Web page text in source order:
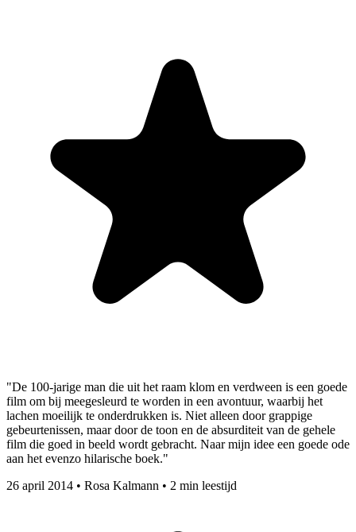
"De 100-jarige man die uit het raam klom en verdween is een goede
film om bij meegesleurd te worden in een avontuur, waarbij het
lachen moeilijk te onderdrukken is. Niet alleen door grappige
gebeurtenissen, maar door de toon en de absurditeit van de gehele
film die goed in beeld wordt gebracht. Naar mijn idee een goede ode
aan het evenzo hilarische boek."
26 april 2014 • Rosa Kalmann • 2 min leestijd